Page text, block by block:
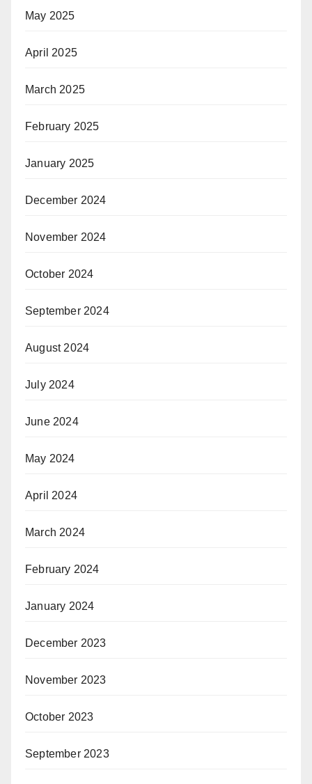
May 2025
April 2025
March 2025
February 2025
January 2025
December 2024
November 2024
October 2024
September 2024
August 2024
July 2024
June 2024
May 2024
April 2024
March 2024
February 2024
January 2024
December 2023
November 2023
October 2023
September 2023